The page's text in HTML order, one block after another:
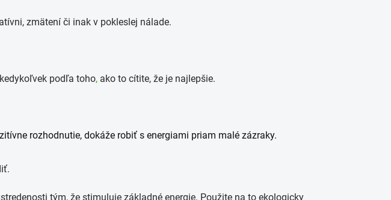
zmätení či inak v pokleslej nálade.
podľa toho, ako to cítite, že je najlepšie.
rozhodnutie, dokáže robiť s energiami priam malé zázraky.
tým, že stimuluje základné energie. Použite na to ekologicky